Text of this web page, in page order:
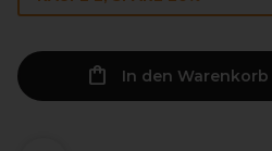
In den Warenkorb